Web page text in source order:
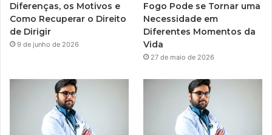
Diferenças, os Motivos e
Como Recuperar o Direito
de Dirigir
9 de junho de 2026
Fogo Pode se Tornar uma
Necessidade em
Diferentes Momentos da
Vida
27 de maio de 2026